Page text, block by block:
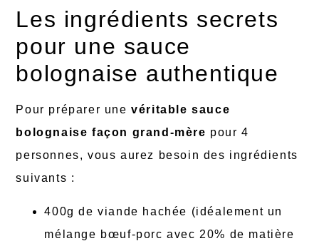
Les ingrédients secrets
pour une sauce
bolognaise authentique
Pour préparer unevéritable sauce
bolognaise façon grand-mère pour 4
personnes, vous aurez besoin des ingrédients
suivants :
400g de viande hachée (idéalement un
mélange bœuf-porc avec 20% de matière